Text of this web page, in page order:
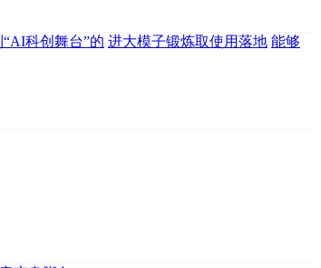
科创舞台”的 进大模子锻炼取使用落地 能够